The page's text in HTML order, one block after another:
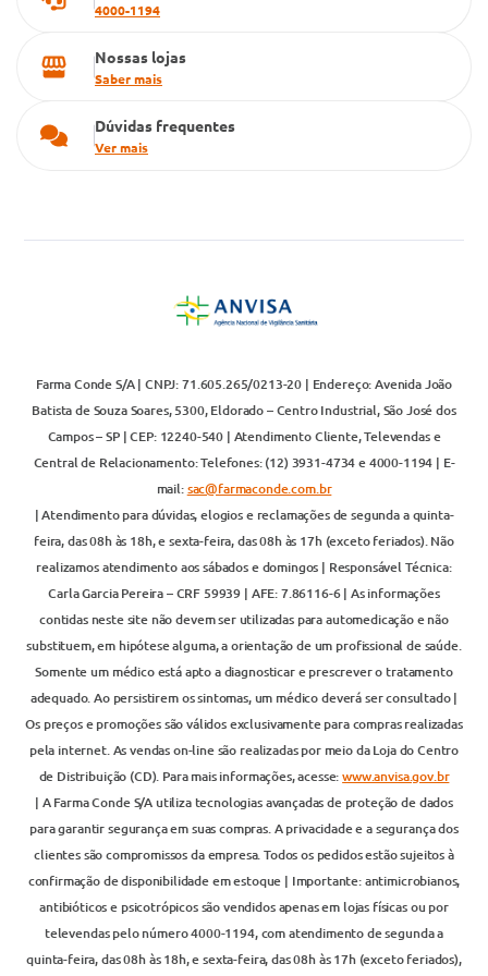
4000-1194
Nossas lojas
Saber mais
Dúvidas frequentes
Ver mais
Farma Conde S/A | CNPJ: 71.605.265/0213-20 | Endereço: Avenida João
Batista de Souza Soares, 5300, Eldorado – Centro Industrial, São José dos
Campos – SP | CEP: 12240-540 | Atendimento Cliente, Televendas e
Central de Relacionamento: Telefones: (12) 3931-4734 e 4000-1194 | E-
mail:sac@farmaconde.com.br
| Atendimento para dúvidas, elogios e reclamações de segunda a quinta-
feira, das 08h às 18h, e sexta-feira, das 08h às 17h (exceto feriados). Não
realizamos atendimento aos sábados e domingos | Responsável Técnica:
Carla Garcia Pereira – CRF 59939 | AFE: 7.86116-6 | As informações
contidas neste site não devem ser utilizadas para automedicação e não
substituem, em hipótese alguma, a orientação de um profissional de saúde.
Somente um médico está apto a diagnosticar e prescrever o tratamento
adequado. Ao persistirem os sintomas, um médico deverá ser consultado |
Os preços e promoções são válidos exclusivamente para compras realizadas
pela internet. As vendas on-line são realizadas por meio da Loja do Centro
de Distribuição (CD). Para mais informações, acesse:www.anvisa.gov.br
| A Farma Conde S/A utiliza tecnologias avançadas de proteção de dados
para garantir segurança em suas compras. A privacidade e a segurança dos
clientes são compromissos da empresa. Todos os pedidos estão sujeitos à
confirmação de disponibilidade em estoque | Importante: antimicrobianos,
antibióticos e psicotrópicos são vendidos apenas em lojas físicas ou por
televendas pelo número 4000-1194, com atendimento de segunda a
quinta-feira, das 08h às 18h, e sexta-feira, das 08h às 17h (exceto feriados),